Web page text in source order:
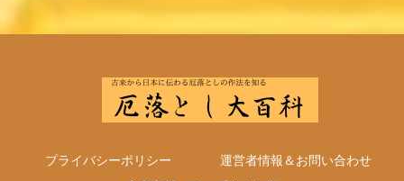
プライバシーポリシー
運営者情報＆お問い合わせ